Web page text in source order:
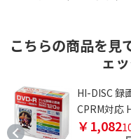
こちらの商品を見
ェ
HI-DISC 録
CPRM対応
￥1,082